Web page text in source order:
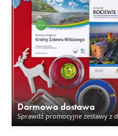
Darmowa dostawa
Sprawdź promocyjne zestawy z